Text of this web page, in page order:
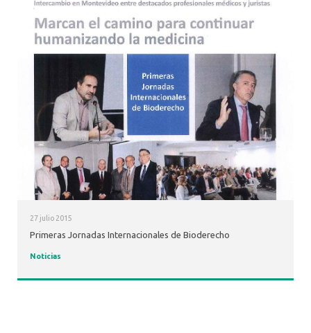
27 julio 2015
Primeras Jornadas Internacionales de Bioderecho
Noticias